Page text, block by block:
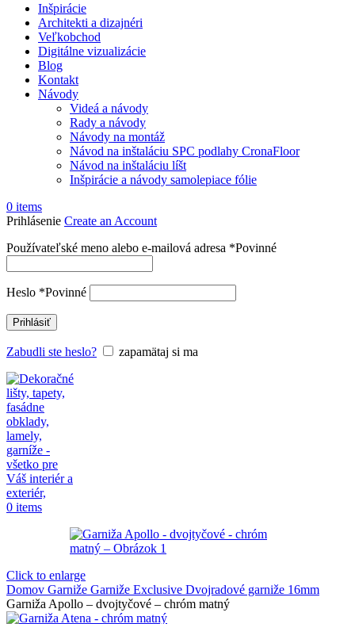
Inšpirácie
Architekti a dizajnéri
Veľkobchod
Digitálne vizualizácie
Blog
Kontakt
Návody
Videá a návody
Rady a návody
Návody na montáž
Návod na inštaláciu SPC podlahy CronaFloor
Návod na inštaláciu líšt
Inšpirácie a návody samolepiace fólie
0 items
Prihlásenie Create an Account
Používateľské meno alebo e-mailová adresa *Povinné
Heslo *Povinné
Prihlásiť
Zabudli ste heslo? zapamätaj si ma
0 items
Click to enlarge
Domov Garniže Garniže Exclusive Dvojradové garniže 16mm
Garniža Apollo – dvojtyčové – chróm matný